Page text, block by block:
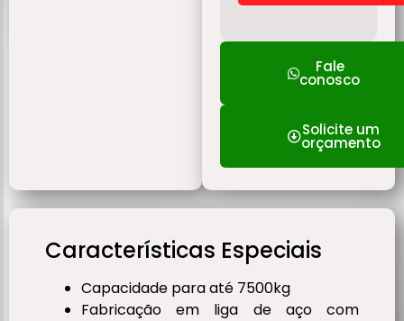
Fale
conosco
Solicite um
orçamento
Características Especiais
Capacidade para até 7500kg
Fabricação em liga de aço com